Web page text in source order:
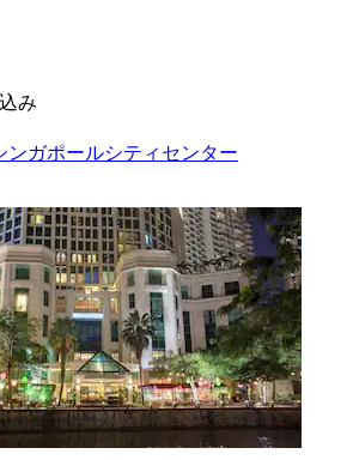
み
ンガポールシティセンター